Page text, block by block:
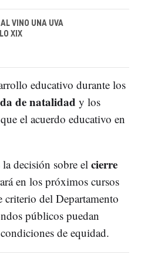
VINO UNA UVA
XIX
educativo durante los
de natalidad y los
el acuerdo educativo en
decisión sobre el cierre
en los próximos cursos
del Departamento
públicos puedan
de equidad.